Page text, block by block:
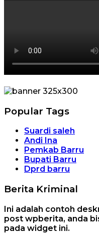
Popular Tags
Suardi saleh
Andi Ina
Pemkab Barru
Bupati Barru
Dprd barru
Berita Kriminal
Ini adalah contoh
post wpberita, anda
pada widget ini.